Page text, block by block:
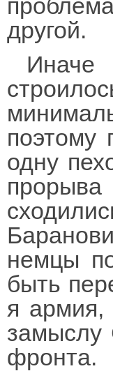
другой.
Иначе
поэтому
одну
немцы
быть
я армия,
замыслу
фронта.